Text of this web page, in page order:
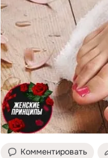
Комментировать